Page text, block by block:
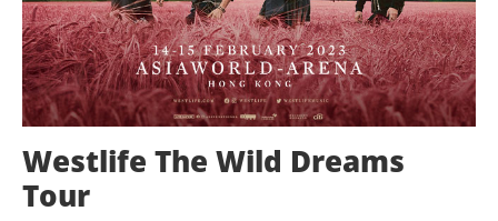
Westlife The Wild Dreams
Tour